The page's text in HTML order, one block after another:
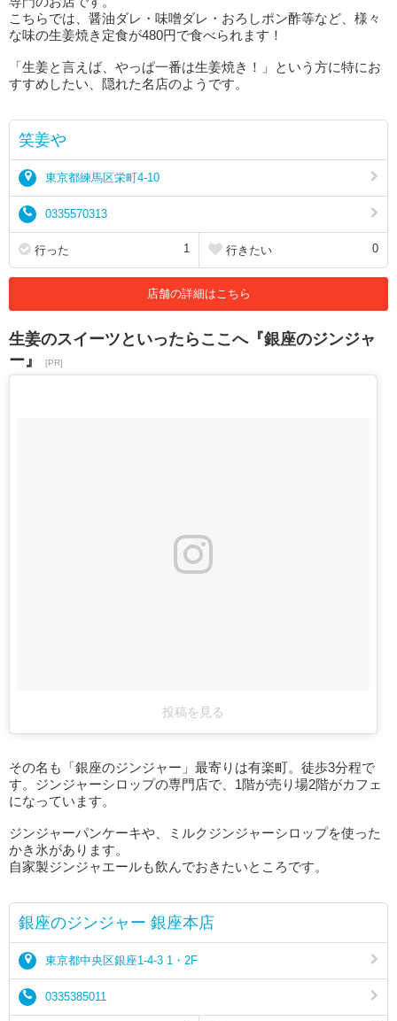
こちらでは、醤油ダレ・味噌ダレ・おろしポン酢等など、様々
な味の生姜焼き定食が480円で食べられます！
「生姜と言えば、やっぱ一番は生姜焼き！」という方に特にお
すすめしたい、隠れた名店のようです。
笑姜や
東京都練馬区栄町4-10
0335570313
行った 1 行きたい 0
店舗の詳細はこちら
生姜のスイーツといったらここへ『銀座のジンジャ
ー』
[PR]
投稿を見る
その名も「銀座のジンジャー」最寄りは有楽町。徒歩3分程で
す。ジンジャーシロップの専門店で、1階が売り場2階がカフェ
になっています。
ジンジャーパンケーキや、ミルクジンジャーシロップを使った
かき氷があります。
自家製ジンジャエールも飲んでおきたいところです。
銀座のジンジャー 銀座本店
東京都中央区銀座1-4-3 1・2F
0335385011